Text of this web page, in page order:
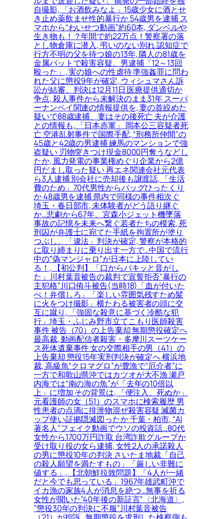
自撮影, 「お酒飲みなよ」15歳少女に酒とせ
き止め薬飲ませ性的暴行か 54歳男を逮捕 ス
マホから“わいせつ動画”約60本, ダンベルや
生き物も！？年間で約22万点！警察署の落
とし物倉庫に潜入, 弔いのない別れ 認知症で
行方不明の父を待つ娘の13年, 隣人の81歳を
金属バットで殺害容疑、男逮捕「12～13回
殴った」, 実の娘への性虐待 準強姦罪に問わ
れた父に懲役9年が確定, ウィシュマさん訴
訟が結審、判決は12月11日 医療提供適切か
争点, 殺人事件から未解決のまま31年 スーパ
ーナンペイ関連の情報提供を, 妻の首絞めた
疑いで88歳逮捕、妻はその後死亡 夫が介護
との情報も, 「日本赤軍」 岡本公三容疑者死
亡 空港乱射事件で国際手配, “刑務所仲間”の
45歳と42歳の男逮捕 練馬のマンションで強
盗疑い 刃物突きつけ現金8000円奪うなどし
たか, 風力発電の事業権めぐり企業から2億
円だまし取った疑い 再エネ関連会社元代表
ら3人逮捕 別会社に売却後も譲渡話, 「生活
費のため」70代男性からバッグひったくり
か 48歳男を逮捕 県内で同様の事件相次ぐ
埼玉・春日部市, 未体験者がどう語り継ぐ
か…悲劇から67年、宮森小ジェット機墜落
事故の記憶を未来へ繋ぐ若者たちの模索, 死
刑囚が弁護士に宛てた手紙を拘置所が塗り
つぶし、「違法」判決が確定, 警察が本格的
に取り締まりに乗り出す一方で…中国で流行
中の″偽マンジャロ″が日本に上陸してい
る！, 【初公判】「口からバキッと音がし
た」川村葉音被告の裁判で宣誓拒否”暴行の
主犯格”川口侑斗被告(当時18)「血が付いた
べ！弁償しろ」「楽しい雰囲気残すため髪
に火をつけ撮影」横たわる被害者の頭に交
互に蹴り, 「強固な殺意に基づく冷酷な犯
行」埼玉・ふじみ野市立てこもり医師殺害
事件 被告（70）の上告棄却 無期懲役確定へ
最高裁, 動画配信者殺害・多摩川スーツケー
ス死体遺棄事件 女の交際相手の男（41）の
上告棄却 懲役15年実刑判決が確定へ 横浜地
裁, 高級魚“クロマグロ”が豊漁で“厄介者”に
一方で和歌山県沖ではカツオが大不漁 瀬戸
内海では“南の海の魚”が「去年の10倍以
上」に増加 その背景は, 「便注入、死ぬか」
元看護師の女（51）のスマホに検索履歴 男
性患者の点滴に排泄物混ぜ殺害容疑 滅菌カ
ップ使い証拠隠滅図ったか 千葉・柏市, “AI
著名人”フェイク動画でウソの投資話…80代
女性から1700万円詐取 台湾詐欺グループか
受け取り役の女ら逮捕, 女性2人の承諾殺人
の男に懲役10年の判決 さいたま地裁「自己
の殺人願望を満たすもの」「厳しい非難に
値する」, 【北朝鮮拉致問題】「4人が一緒
だと今でも思っている」1967年雄武町沖で
イカ漁の家族4人が消息を絶つ…無事を祈る
女性が聞いた”40年後の新証言”〈北海道〉,
”懲役30年の判決に不服”川村葉音被告